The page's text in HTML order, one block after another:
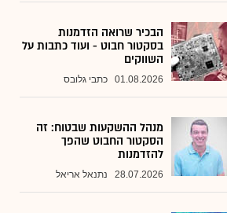
הבכיר שרואה הזדמנות
בסקטור חבוט - ועוד כתבות על
השווקים
01.08.2026 כתבי גלובס
מנהל ההשקעות שבטוח: זה
הסקטור החבוט שהפך
להזדמנות
28.07.2026 נתנאל אריאל